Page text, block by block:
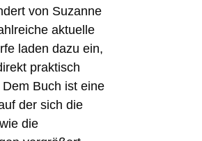
von Suzanne
aktuelle
laden dazu ein,
praktisch
Buch ist eine
der sich die
die